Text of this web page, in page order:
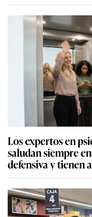
Los expertos en
saludan siempre
defensiva y tienen